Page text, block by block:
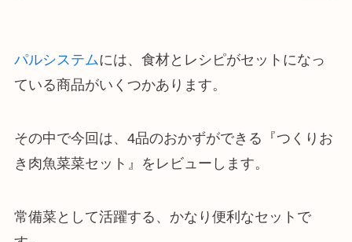
パルシステムには、食材とレシピがセットになっ
ている商品がいくつかあります。
その中で今回は、4品のおかずができる『つくりお
き肉魚菜菜セット』をレビューします。
常備菜として活躍する、かなり便利なセットで